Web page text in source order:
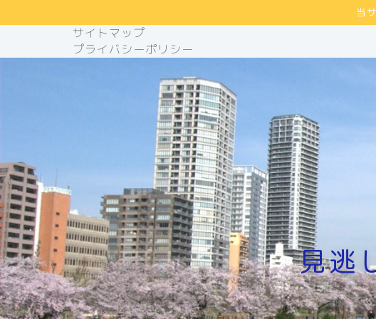
当
サイトマップ
プライバシーポリシー
見逃